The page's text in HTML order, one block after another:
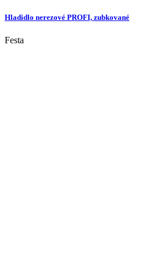
Hladidlo nerezové PROFI, zubkované
Festa